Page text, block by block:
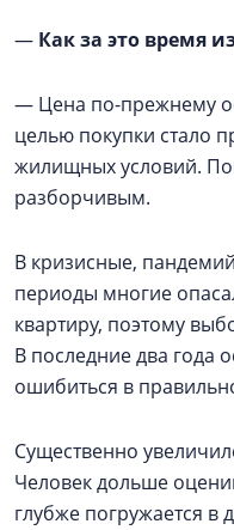
— Как за это время
— Цена по-прежнему
целью покупки стало
жилищных условий.
разборчивым.
В кризисные,
периоды многие
квартиру, поэтому
В последние два года
ошибиться в
Существенно
Человек дольше
глубже погружается в